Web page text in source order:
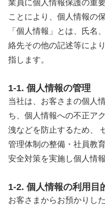
業員に個人情報保護の重
ことにより、個人情報の
「個人情報」とは、氏名
絡先その他の記述等によ
指します。
1-1. 個人情報の管理
当社は、お客さまの個人
ち、個人情報への不正ア
洩などを防止するため、
管理体制の整備・社員教
安全対策を実施し個人情
1-2. 個人情報の利用目
お客さまからお預かりし